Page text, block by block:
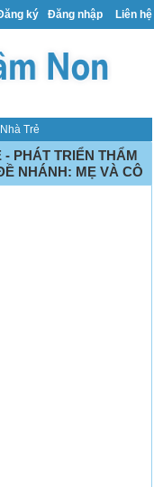
ký Đăng nhập Liên hệ
Trẻ
PHÁT TRIỂN THẨM
NHÁNH: MẸ VÀ CÔ